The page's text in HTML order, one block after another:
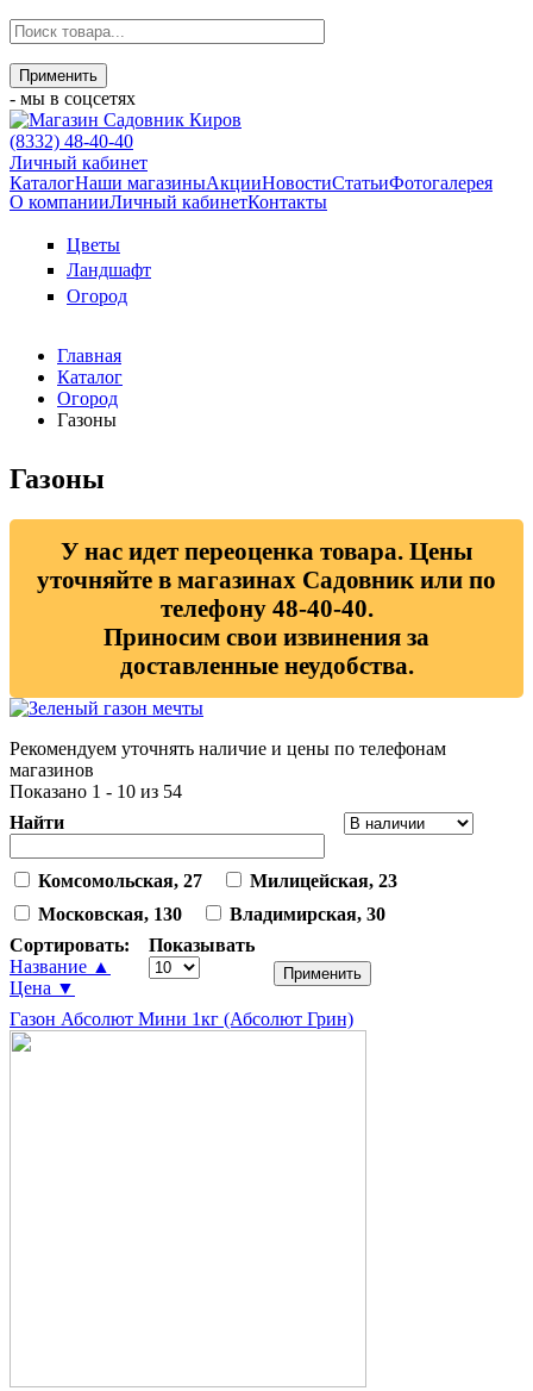
- мы в соцсетях
(8332) 48-40-40
Личный кабинет
КаталогНаши магазиныАкцииНовостиСтатьиФотогалерея
О компанииЛичный кабинетКонтакты
Цветы
Ландшафт
Огород
Главная
Каталог
Огород
Газоны
Газоны
У нас идет переоценка товара. Цены
уточняйте в магазинах Садовник или по
телефону 48-40-40.
Приносим свои извинения за
доставленные неудобства.
Рекомендуем уточнять наличие и цены по телефонам
магазинов
Показано 1 - 10 из 54
Найти
Комсомольская, 27
Милицейская, 23
Московская, 130
Владимирская, 30
Сортировать:
Название ▲
Цена ▼
Показывать
Газон Абсолют Мини 1кг (Абсолют Грин)